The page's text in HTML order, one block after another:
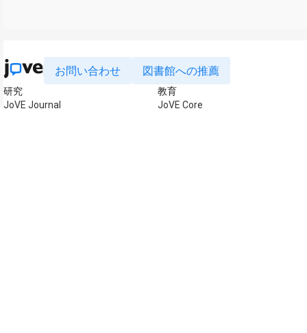
お問い合わせ 図書館への推薦
研究
JoVE Journal
教育
JoVE Core